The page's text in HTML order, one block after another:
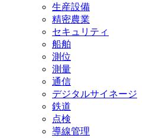
生産設備
精密農業
セキュリティ
船舶
測位
測量
通信
デジタルサイネージ
鉄道
点検
導線管理